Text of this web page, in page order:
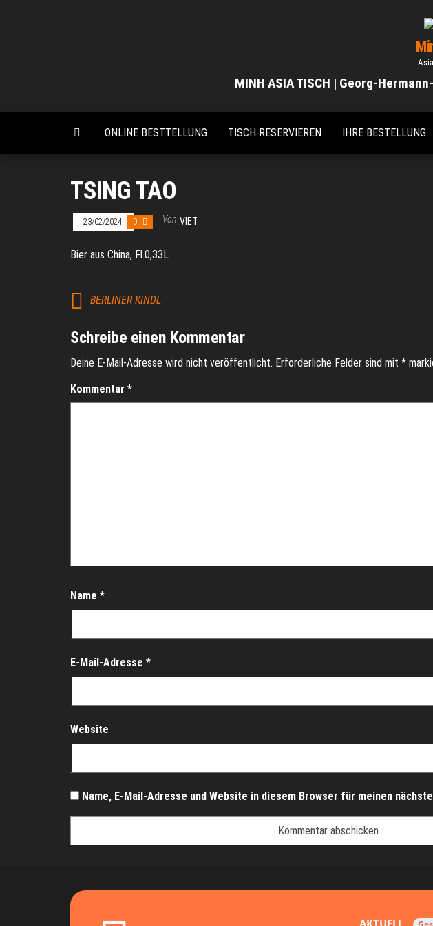
MINH ASIA TISCH | Georg-
ONLINE BESTTELLUNG TISCH RESERVIEREN IHRE BESTELLUNG
TSING TAO
23/02/2024 0 Von VIET
Bier aus China, Fl.0,33L
BERLINER KINDL
Schreibe einen Kommentar
Deine E-Mail-Adresse wird nicht veröffentlicht. Erforderliche Felder sind mit *
Kommentar *
Name *
E-Mail-Adresse *
Website
Name, E-Mail-Adresse und Website in diesem Browser für meinen
AKTUELL